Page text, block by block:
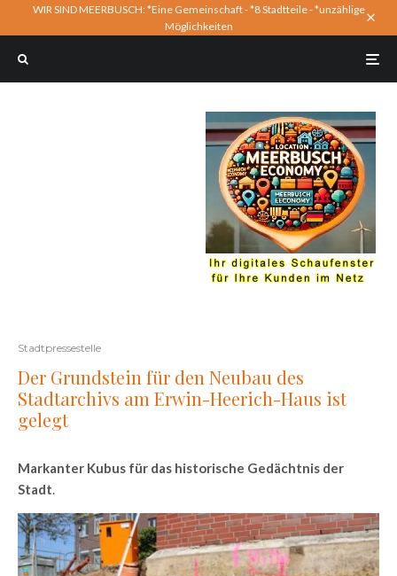
WIR SIND MEERBUSCH: *Eine Gemeinschaft - *8 Stadtteile - *unzählige
Möglichkeiten
Stadtpressestelle
Der Grundstein für den Neubau des
Stadtarchivs am Erwin-Heerich-Haus ist
gelegt
Markanter Kubus für das historische Gedächtnis der
Stadt.